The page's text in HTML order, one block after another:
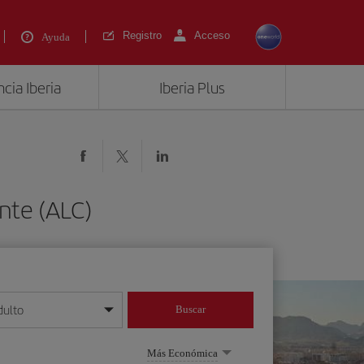
Ayuda Registro Acceso
Iberia Iberia Plus
(ALC)
mes/año
Buscar
Más Económica